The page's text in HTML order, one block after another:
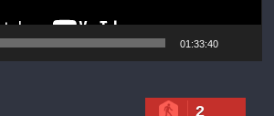
01:33:40
2